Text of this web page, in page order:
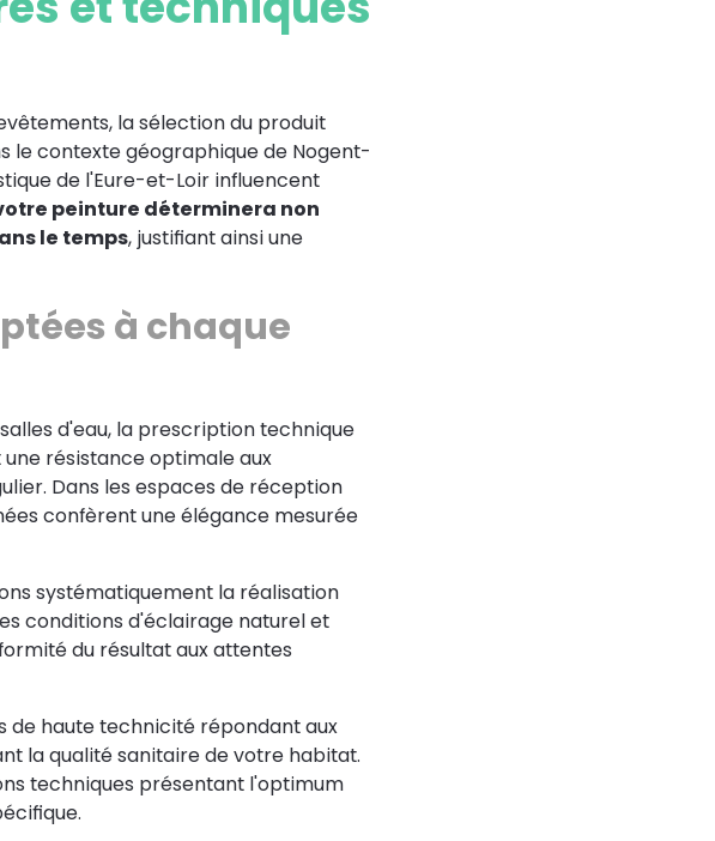
la sélection du produit
le contexte géographique de Nogent-
de l'Eure-et-Loir influencent
peinture déterminera non
le temps, justifiant ainsi une
à chaque
d'eau, la prescription technique
résistance optimale aux
Dans les espaces de réception
confèrent une élégance mesurée
systématiquement la réalisation
conditions d'éclairage naturel et
du résultat aux attentes
de haute technicité répondant aux
la qualité sanitaire de votre habitat.
techniques présentant l'optimum